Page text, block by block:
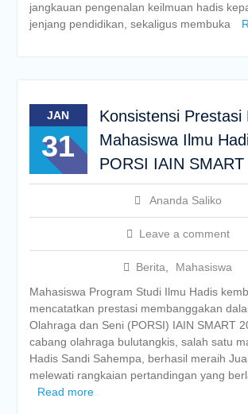
jangkauan pengenalan keilmuan hadis
jenjang pendidikan, sekaligus membuka
JAN
31
Konsistensi Prestasi
Mahasiswa Ilmu
PORSI IAIN SMART
Ananda Saliko
Leave a comment
Berita
Mahasiswa
Mahasiswa Program Studi Ilmu Hadis
mencatatkan prestasi membanggakan
Olahraga dan Seni (PORSI) IAIN SMART
cabang olahraga bulutangkis, salah satu
Hadis Sandi Sahempa, berhasil meraih
melewati rangkaian pertandingan yang
Read more